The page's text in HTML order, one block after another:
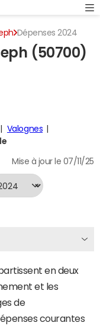
Dépenses 2024
(50700)
Valognes
Mise à jour le 07/11/25
en deux
et les
de
courantes